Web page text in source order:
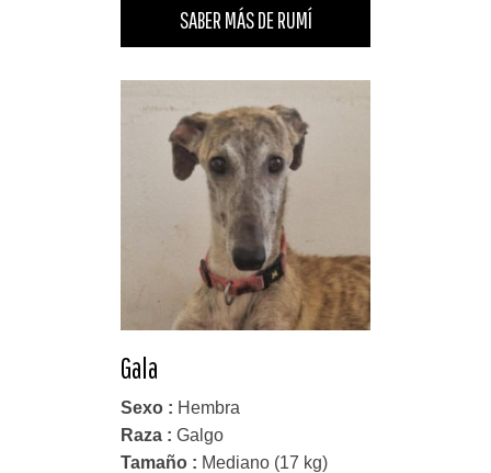
SABER MÁS DE RUMÍ
Gala
Sexo : Hembra
Raza : Galgo
Tamaño : Mediano (17 kg)